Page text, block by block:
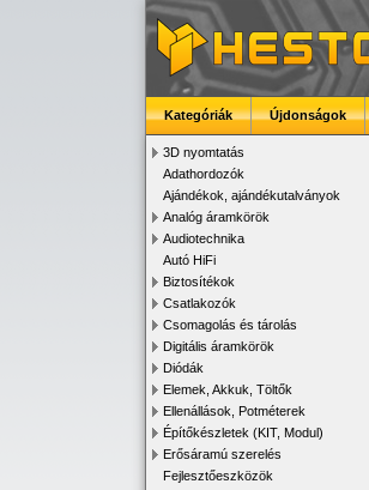
Kategóriák Újdonságok
3D nyomtatás
Adathordozók
Ajándékok, ajándékutalványok
Analóg áramkörök
Audiotechnika
Autó HiFi
Biztosítékok
Csatlakozók
Csomagolás és tárolás
Digitális áramkörök
Diódák
Elemek, Akkuk, Töltők
Ellenállások, Potméterek
Építőkészletek (KIT, Modul)
Erősáramú szerelés
Fejlesztőeszközök